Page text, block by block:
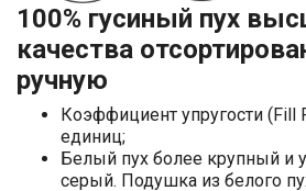
100% гусиный пух
качества
ручную
Коэффициент упругости (Fill
единиц;
Белый пух более крупный и
серый. Подушка из белого